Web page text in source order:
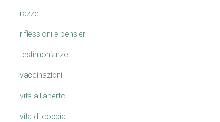
razze
riflessioni e pensieri
testimonianze
vaccinazioni
vita all'aperto
vita di coppia